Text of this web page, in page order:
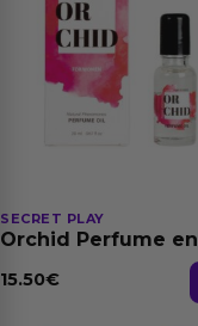
SECRET PLAY
Orchid Perfume en
Feromonas 20 ml
15.50€